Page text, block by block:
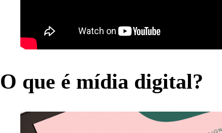
O que é mídia digital?